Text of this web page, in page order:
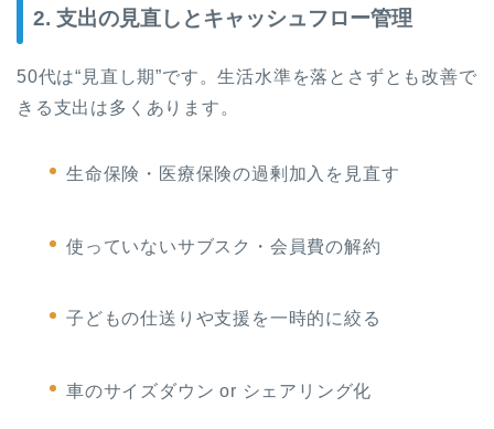
2. 支出の見直しとキャッシュフロー管理
50代は“見直し期”です。生活水準を落とさずとも改善で
きる支出は多くあります。
生命保険・医療保険の過剰加入を見直す
使っていないサブスク・会員費の解約
子どもの仕送りや支援を一時的に絞る
車のサイズダウン or シェアリング化